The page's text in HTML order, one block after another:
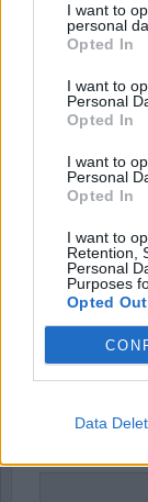
I want to
personal
Opted In
I want to
Personal
Opted In
I want to
Personal
Opted In
I want to
Retention,
Personal
Purposes
Opted Out
Data
Username or
Password
Stöd